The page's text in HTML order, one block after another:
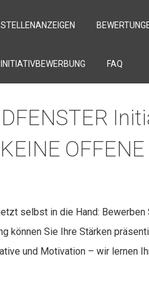
STELLENANZEIGEN
INITIATIVBEWERBUNG FAQ
selbst in die Hand: Bewerben
können Sie Ihre Stärken
und Motivation – wir lernen